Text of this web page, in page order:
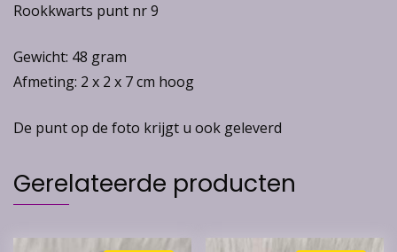
Rookkwarts punt nr 9
Gewicht: 48 gram
Afmeting: 2 x 2 x 7 cm hoog
De punt op de foto krijgt u ook geleverd
Gerelateerde producten